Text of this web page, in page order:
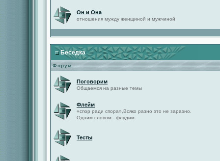
Он и Она
отношения мужду женщиной и мужчиной
Беседка
Форум
Поговорим
Общаемся на разные темы
Флейм
«спор ради спора»,Всяко разно это не заразно.
Одним словом - флудим.
Тесты